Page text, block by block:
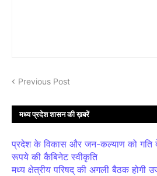
Previous Post
मध्य प्रदेश शासन की ख़बरें
प्रदेश के विकास और जन-कल्याण को
रूपये की कैबिनेट स्वीकृति
मध्य क्षेत्रीय परिषद् की अगली बैठक होगी